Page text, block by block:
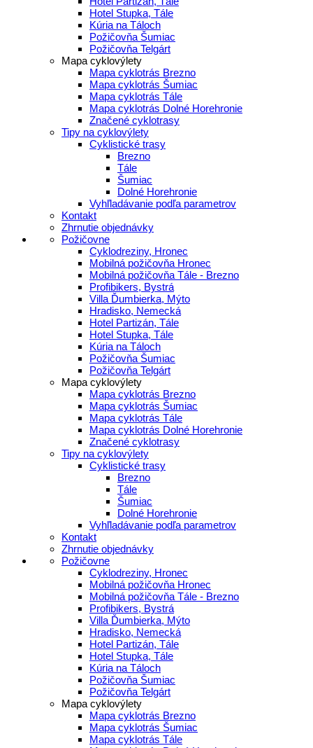
Hotel Stupka, Tále
Kúria na Táloch
Požičovňa Šumiac
Požičovňa Telgárt
Mapa cyklovýlety
Mapa cyklotrás Brezno
Mapa cyklotrás Šumiac
Mapa cyklotrás Tále
Mapa cyklotrás Dolné Horehronie
Značené cyklotrasy
Tipy na cyklovýlety
Cyklistické trasy
Brezno
Tále
Šumiac
Dolné Horehronie
Vyhľladávanie podľa parametrov
Kontakt
Zhrnutie objednávky
Požičovne
Cyklodreziny, Hronec
Mobilná požičovňa Hronec
Mobilná požičovňa Tále - Brezno
Profibikers, Bystrá
Villa Ďumbierka, Mýto
Hradisko, Nemecká
Hotel Partizán, Tále
Hotel Stupka, Tále
Kúria na Táloch
Požičovňa Šumiac
Požičovňa Telgárt
Mapa cyklovýlety
Mapa cyklotrás Brezno
Mapa cyklotrás Šumiac
Mapa cyklotrás Tále
Mapa cyklotrás Dolné Horehronie
Značené cyklotrasy
Tipy na cyklovýlety
Cyklistické trasy
Brezno
Tále
Šumiac
Dolné Horehronie
Vyhľladávanie podľa parametrov
Kontakt
Zhrnutie objednávky
Požičovne
Cyklodreziny, Hronec
Mobilná požičovňa Hronec
Mobilná požičovňa Tále - Brezno
Profibikers, Bystrá
Villa Ďumbierka, Mýto
Hradisko, Nemecká
Hotel Partizán, Tále
Hotel Stupka, Tále
Kúria na Táloch
Požičovňa Šumiac
Požičovňa Telgárt
Mapa cyklovýlety
Mapa cyklotrás Brezno
Mapa cyklotrás Šumiac
Mapa cyklotrás Tále